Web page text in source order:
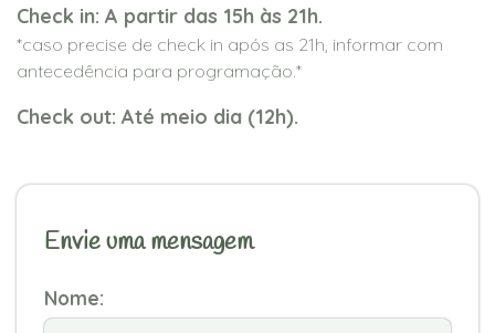
Check in: A partir das 15h às 21h.
*caso precise de check in após as 21h, informar com
antecedência para programação.*
Check out: Até meio dia (12h).
Envie uma mensagem
Nome: